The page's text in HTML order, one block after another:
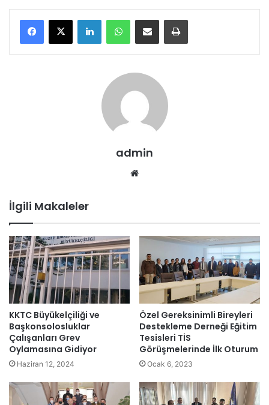
admin
İlgili Makaleler
KKTC Büyükelçiliği ve
Başkonsolosluklar
Çalışanları Grev
Oylamasına Gidiyor
Haziran 12, 2024
Özel Gereksinimli Bireyleri
Destekleme Derneği Eğitim
Tesisleri TİS
Görüşmelerinde İlk Oturum
Ocak 6, 2023